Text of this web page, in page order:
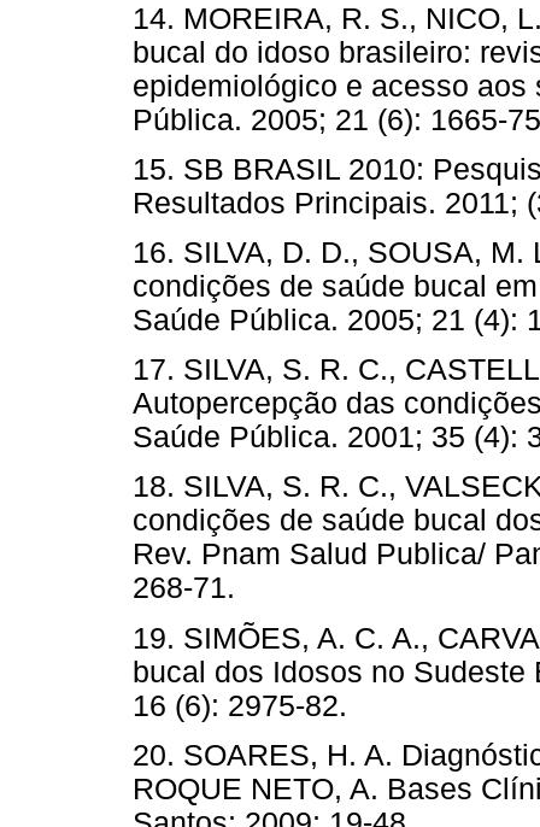
14. MOREIRA, R. S., NICO,
bucal do idoso brasileiro:
epidemiológico e acesso
Pública. 2005; 21 (6): 1665-
15. SB BRASIL 2010:
Resultados Principais. 2011;
16. SILVA, D. D., SOUSA,
condições de saúde bucal
Saúde Pública. 2005; 21 (4):
17. SILVA, S. R. C.,
Autopercepção das
Saúde Pública. 2001; 35 (4):
18. SILVA, S. R. C.,
condições de saúde bucal
Rev. Pnam Salud Publica/
268-71.
19. SIMÕES, A. C. A.,
bucal dos Idosos no Sudeste
16 (6): 2975-82.
20. SOARES, H. A.
ROQUE NETO, A. Bases